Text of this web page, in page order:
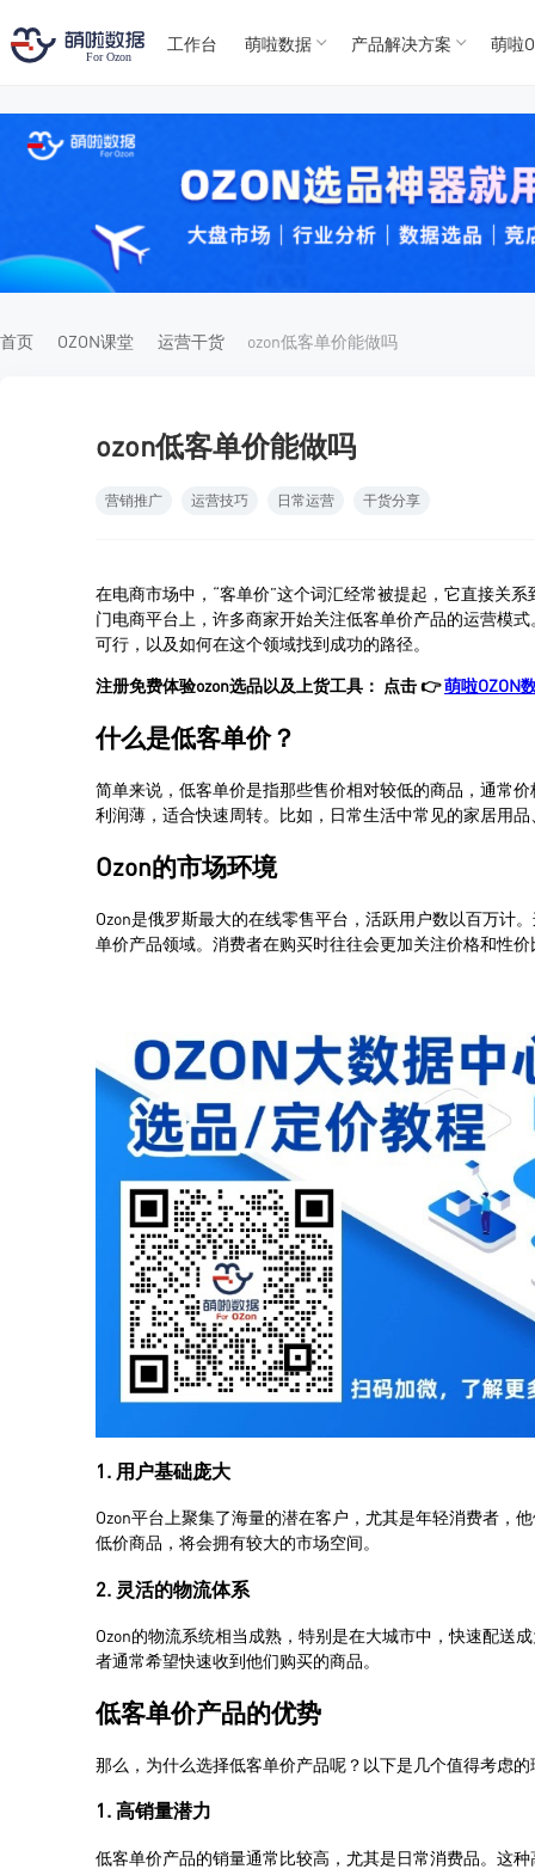
For
For
工作台 萌啦数据 产品解决方案 萌啦
首页 OZON课堂 运营干货 ozon低客单价能做吗
ozon低客单价能做吗
营销推广 运营技巧 日常运营 干货分享